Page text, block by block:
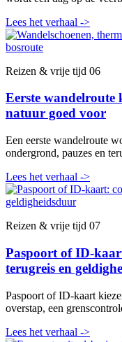
Lees het verhaal ->
Reizen & vrije tijd 06
Eerste wandelroute
natuur goed voor
Een eerste wandelroute
ondergrond, pauzes en
Lees het verhaal ->
Reizen & vrije tijd 07
Paspoort of ID-
terugreis en
Paspoort of ID-kaart
overstap, een
Lees het verhaal ->